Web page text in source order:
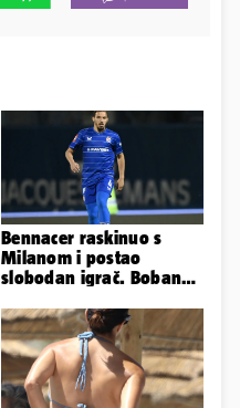
Bennacer raskinuo s
Milanom i postao
slobodan igrač. Boban
Dinamu